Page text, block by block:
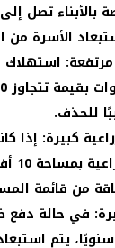
الأسرة من
مرتفعة: استهلاك
للحذف.
كبيرة: إذا
من قائمة
في حالة دفع
سنويًا، يتم